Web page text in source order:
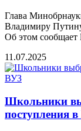
Глава
Владимиру
Об этом сообщаeт
11.07.2025
Школьники
поступления